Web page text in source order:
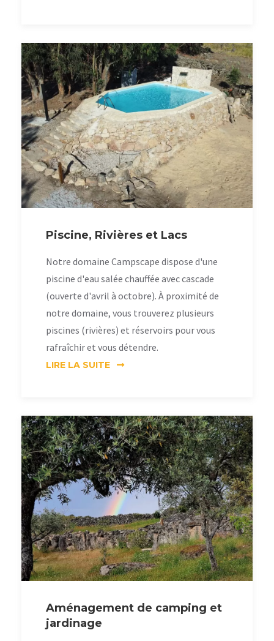
Piscine, Rivières et Lacs
Notre domaine Campscape dispose d'une
piscine d'eau salée chauffée avec cascade
(ouverte d'avril à octobre). À proximité de
notre domaine, vous trouverez plusieurs
piscines (rivières) et réservoirs pour vous
rafraîchir et vous détendre.
LIRE LA SUITE
Aménagement de camping et
jardinage